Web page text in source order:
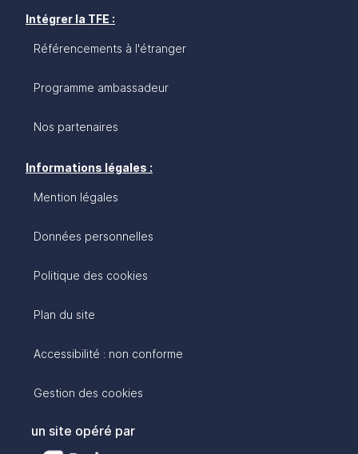
Intégrer la TFE :
Référencements à l'étranger
Programme ambassadeur
Nos partenaires
Informations légales :
Mention légales
Données personnelles
Politique des cookies
Plan du site
Accessibilité : non conforme
Gestion des cookies
un site opéré par